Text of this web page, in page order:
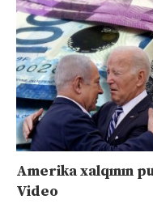
Amerika xalqının
Video